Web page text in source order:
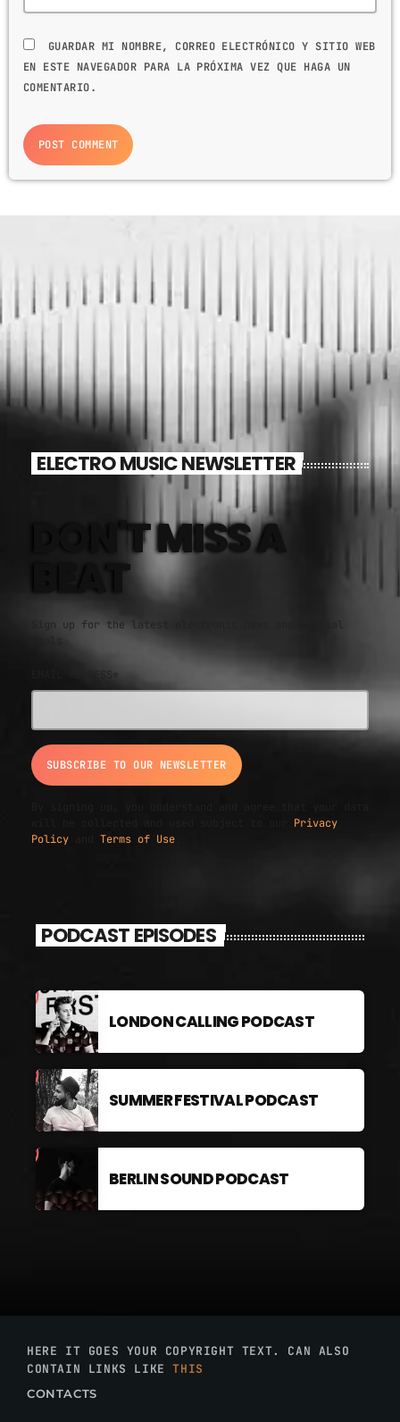
GUARDAR MI NOMBRE, CORREO ELECTRÓNICO Y SITIO WEB
EN ESTE NAVEGADOR PARA LA PRÓXIMA VEZ QUE HAGA UN
COMENTARIO.
ELECTRO MUSIC NEWSLETTER
DON'T MISS A
BEAT
Sign up for the latest electronic news and special
EMAIL ADDRESS*
Privacy
Policy
Terms of Use
PODCAST EPISODES
LONDON CALLING PODCAST
SUMMER FESTIVAL PODCAST
BERLIN SOUND PODCAST
HERE IT GOES YOUR COPYRIGHT TEXT. CAN ALSO
CONTAIN LINKS LIKETHIS
CONTACTS